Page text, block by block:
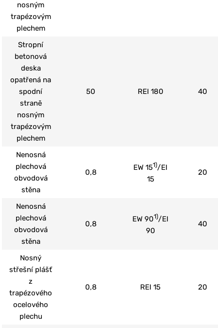
nosným
trapézovým
plechem
Stropní
betonová
deska
opatřená na
spodní
straně
nosným
trapézovým
plechem
50 REI 180 40
Nenosná
plechová
obvodová
stěna
0,8
EW 151)/EI
15
20
Nenosná
plechová
obvodová
stěna
0,8
EW 901)/EI
90
40
Nosný
střešní plášť
z
trapézového
ocelového
plechu
0,8 REI 15 20